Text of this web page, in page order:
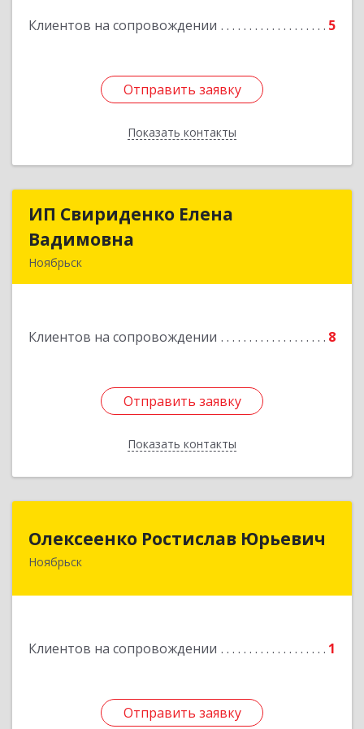
Клиентов на сопровождении 5
Отправить заявку
Показать контакты
Отправить заявку
Назад
ИП Свириденко Елена
Вадимовна
Ноябрьск
Клиентов на сопровождении 8
Отправить заявку
Показать контакты
ИП Свириденко Елена
Подробнее
Отправить заявку
Назад
Олексеенко Ростислав Юрьевич
Ноябрьск
Клиентов на сопровождении 1
Отправить заявку
629804, Ямало-Ненецкий АО, Ноябрьск г,
Отправить заявку